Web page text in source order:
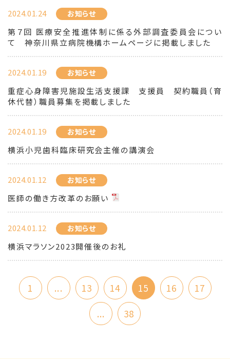
2024.01.24 お知らせ
第７回 医療安全推進体制に係る外部調査委員会につい
て 神奈川県立病院機構ホームページに掲載しました
2024.01.19 お知らせ
重症心身障害児施設生活支援課 支援員 契約職員（育
休代替）職員募集を掲載しました
2024.01.19 お知らせ
横浜小児歯科臨床研究会主催の講演会
2024.01.12 お知らせ
医師の働き方改革のお願い
2024.01.12 お知らせ
横浜マラソン2023開催後のお礼
1 ... 13 14 15 16
17
...
38